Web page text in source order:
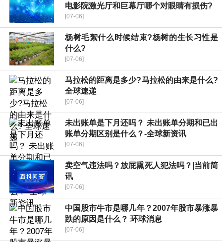
电影院激光厅和巨幕厅哪个对眼睛有损伤?
[07-06]
杨树毛絮什么时候结束?杨树的生长习性是
什么?
[07-06]
马拉松的距离是多少?马拉松的由来是什么?
全球速递
[07-06]
未出账单是下月还吗？ 未出账单分期和已出
账单分期区别是什么？-全球新资讯
[07-06]
卖空气违法吗？放屁熏死人犯法吗？|当前简
讯
[07-06]
中国股市牛市是哪几年？2007年股市暴涨暴
跌的原因是什么？ 环球消息
[07-06]